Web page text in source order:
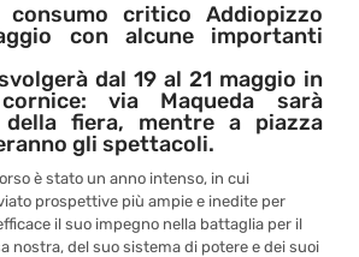
critico Addiopizzo
con alcune importanti
dal 19 al 21 maggio in
via Maqueda sarà
della fiera, mentre a piazza
gli spettacoli.
è stato un anno intenso, in cui
prospettive più ampie e inedite per
il suo impegno nella battaglia per il
nostra, del suo sistema di potere e dei suoi